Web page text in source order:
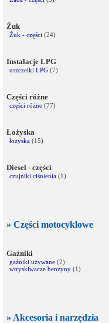
Żuk
Żuk - części (24)
Instalacje LPG
uszczelki LPG (7)
Części różne
części różne (77)
Łożyska
łożyska (15)
Diesel - części
czujniki ciśnienia (1)
» Części motocyklowe
Gaźniki
gaźniki używane (2)
wtryskiwacze benzyny (1)
» Akcesoria i narzędzia